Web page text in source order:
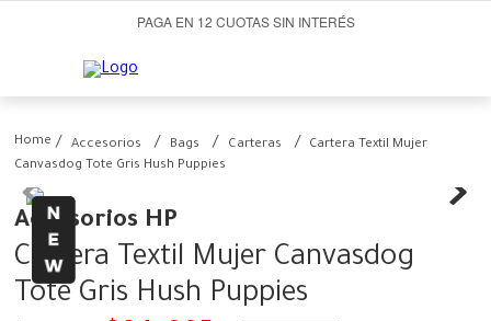
PAGA EN 12 CUOTAS SIN INTERÉS
Accesorios Bags Carteras
Cartera Textil Mujer
Canvasdog Tote Gris Hush Puppies
Accesorios HP
Cartera Textil Mujer Canvasdog
Tote Gris Hush Puppies